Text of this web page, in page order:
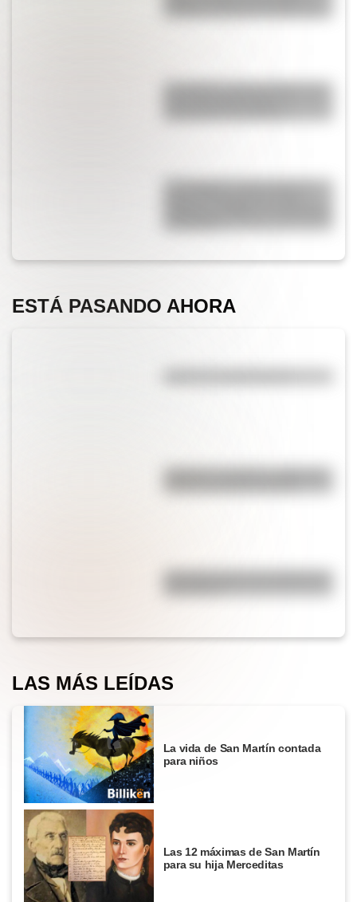
San Martín y Simón Bolívar: así
libertadores de América
17 de agosto: cómo hacer el
ESTÁ PASANDO AHORA
"Quizás" o "quizá": ¿cuál es la
¿Por qué cortar una cebolla nos
LAS MÁS LEÍDAS
La vida de San Martín contada
para niños
Las 12 máximas de San Martín
para su hija Merceditas